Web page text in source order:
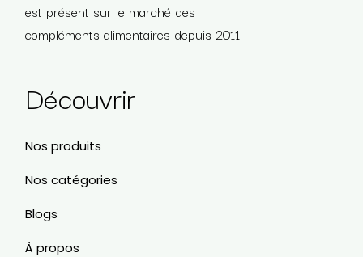
est présent sur le marché des
compléments alimentaires depuis 2011.
Découvrir
Nos produits
Nos catégories
Blogs
À propos